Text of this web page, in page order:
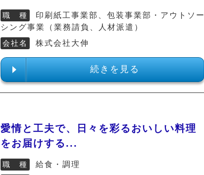
職 種
印刷紙工事業部、包装事業部・アウトソー
シング事業（業務請負、人材派遣）
会社名
株式会社大伸
続きを見る
愛情と工夫で、日々を彩るおいしい料理
をお届けする...
職 種
給食・調理